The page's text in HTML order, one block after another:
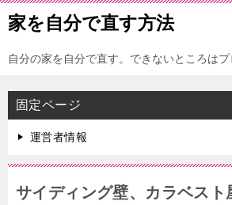
家を自分で直す方法
自分の家を自分で直す。できないところはプ
固定ページ
運営者情報
サイディング壁、カラベスト